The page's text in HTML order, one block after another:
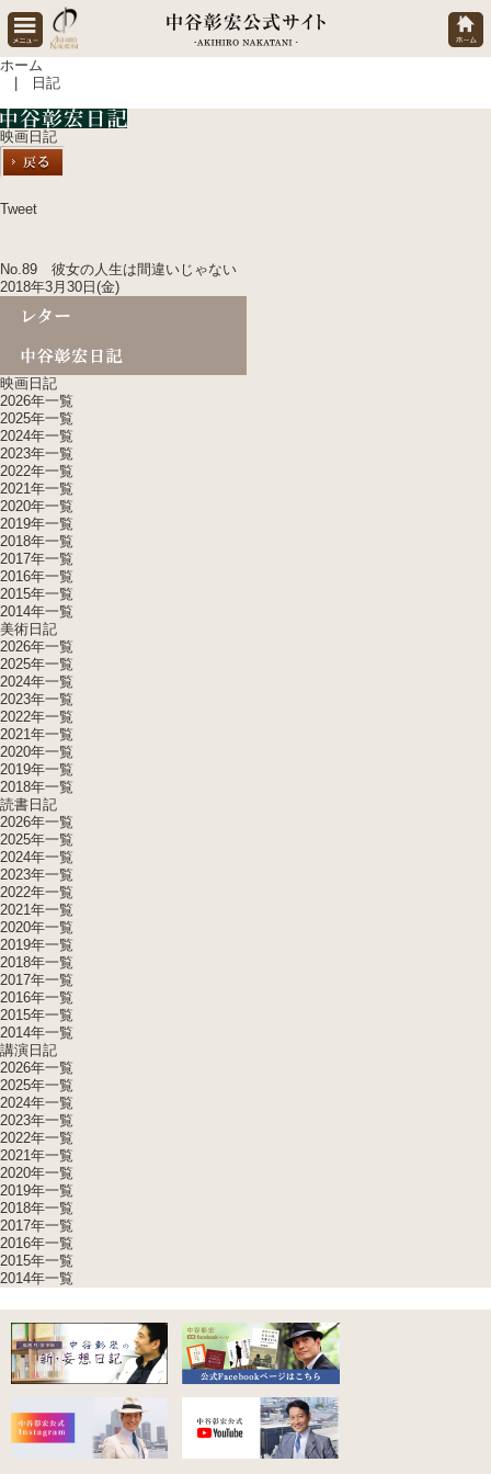
ホーム
| 日記
映画日記
Tweet
No.89 彼女の人生は間違いじゃない
2018年3月30日(金)
映画日記
2026年一覧
2025年一覧
2024年一覧
2023年一覧
2022年一覧
2021年一覧
2020年一覧
2019年一覧
2018年一覧
2017年一覧
2016年一覧
2015年一覧
2014年一覧
美術日記
2026年一覧
2025年一覧
2024年一覧
2023年一覧
2022年一覧
2021年一覧
2020年一覧
2019年一覧
2018年一覧
読書日記
2026年一覧
2025年一覧
2024年一覧
2023年一覧
2022年一覧
2021年一覧
2020年一覧
2019年一覧
2018年一覧
2017年一覧
2016年一覧
2015年一覧
2014年一覧
講演日記
2026年一覧
2025年一覧
2024年一覧
2023年一覧
2022年一覧
2021年一覧
2020年一覧
2019年一覧
2018年一覧
2017年一覧
2016年一覧
2015年一覧
2014年一覧